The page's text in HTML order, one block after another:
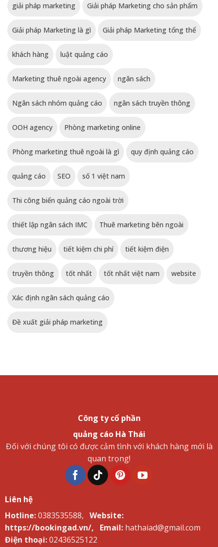
giải pháp marketing Giải pháp Marketing cho sản phẩm
Giải pháp Marketing là gì Giải pháp Marketing tổng thể
khách hàng luật quảng cáo
Marketing thuê ngoài agency ngân sách
Ngân sách nhóm quảng cáo ngân sách truyền thông
OOH agency Phòng marketing online
Phòng marketing thuê ngoài là gì quy định quảng cáo
quảng cáo SEO số 1 việt nam
Thi công biển quảng cáo ngoài trời
thiết lập ngân sách IMC Thuê marketing bên ngoài
thương hiệu tiết kiệm chi phí tiết kiệm điện
truyền thông tốt nhất tốt nhất việt nam website
Xác định ngân sách quảng cáo
Đề xuất giải pháp marketing
Công ty cổ phần
quảng cáo Hà Thái
Đối với chúng tôi có được cảm tình với khách hàng mới là
quan trọng!
Liên hệ
Hotline:0383535588, Website:
https://bookingad.vn/,
Email: hathaiad@gmail.com
Điện thoại:02436525122